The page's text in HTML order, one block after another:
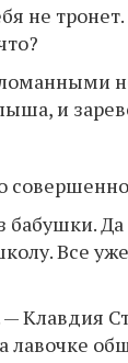
не тронет.
и
бабушки.
Все
Клавдия
лавочке